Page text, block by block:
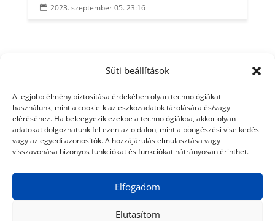
Süti beállítások
A legjobb élmény biztosítása érdekében olyan technológiákat
használunk, mint a cookie-k az eszközadatok tárolására és/vagy
eléréséhez. Ha beleegyezik ezekbe a technológiákba, akkor olyan
adatokat dolgozhatunk fel ezen az oldalon, mint a böngészési viselkedés
vagy az egyedi azonosítók. A hozzájárulás elmulasztása vagy
visszavonása bizonyos funkciókat és funkciókat hátrányosan érinthet.
Elfogadom
Elutasítom
 2023. szeptember 05. 23:16